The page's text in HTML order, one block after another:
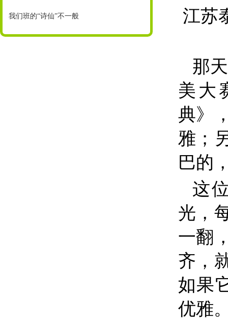
我们班的“诗仙”不一般 江苏
那
美大
典》
雅；
巴的
这
光，
一翻
齐，
如果
优雅